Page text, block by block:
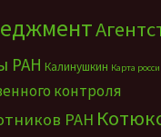
РАН Калинушкин Карта
контроля
РАН